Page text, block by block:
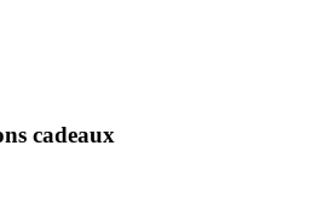
cadeaux